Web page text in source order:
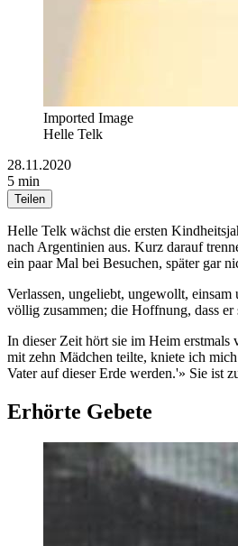
Imported Image
Helle Telk
28.11.2020
5 min
Teilen
Helle Telk wächst die ersten
nach Argentinien aus. Kurz darauf
ein paar Mal bei Besuchen, später gar
Verlassen, ungeliebt, ungewollt,
völlig zusammen; die Hoffnung, dass
In dieser Zeit hört sie im Heim erstmals
mit zehn Mädchen teilte, kniete ich
Vater auf dieser Erde werden.'» Sie ist
Erhörte Gebete